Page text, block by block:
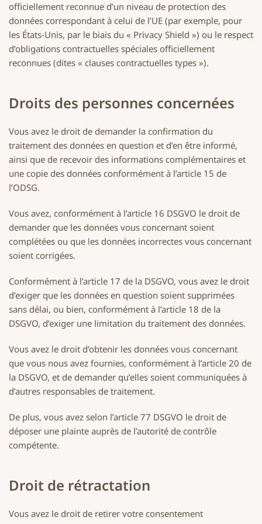
officiellement reconnue d’un niveau de protection des
données correspondant à celui de l’UE (par exemple, pour
les États-Unis, par le biais du « Privacy Shield ») ou le respect
d’obligations contractuelles spéciales officiellement
reconnues (dites « clauses contractuelles types »).
Droits des personnes concernées
Vous avez le droit de demander la confirmation du
traitement des données en question et d’en être informé,
ainsi que de recevoir des informations complémentaires et
une copie des données conformément à l’article 15 de
l’ODSG.
Vous avez, conformément à l’article 16 DSGVO le droit de
demander que les données vous concernant soient
complétées ou que les données incorrectes vous concernant
soient corrigées.
Conformément à l’article 17 de la DSGVO, vous avez le droit
d’exiger que les données en question soient supprimées
sans délai, ou bien, conformément à l’article 18 de la
DSGVO, d’exiger une limitation du traitement des données.
Vous avez le droit d’obtenir les données vous concernant
que vous nous avez fournies, conformément à l’article 20 de
la DSGVO, et de demander qu’elles soient communiquées à
d’autres responsables de traitement.
De plus, vous avez selon l’article 77 DSGVO le droit de
déposer une plainte auprès de l’autorité de contrôle
compétente.
Droit de rétractation
Vous avez le droit de retirer votre consentement